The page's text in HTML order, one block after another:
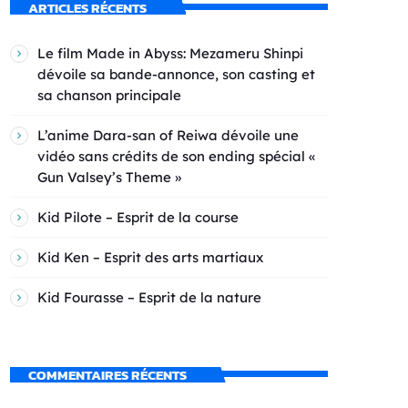
ARTICLES RÉCENTS
Le film Made in Abyss: Mezameru Shinpi
dévoile sa bande-annonce, son casting et
sa chanson principale
L’anime Dara-san of Reiwa dévoile une
vidéo sans crédits de son ending spécial «
Gun Valsey’s Theme »
Kid Pilote – Esprit de la course
Kid Ken – Esprit des arts martiaux
Kid Fourasse – Esprit de la nature
COMMENTAIRES RÉCENTS